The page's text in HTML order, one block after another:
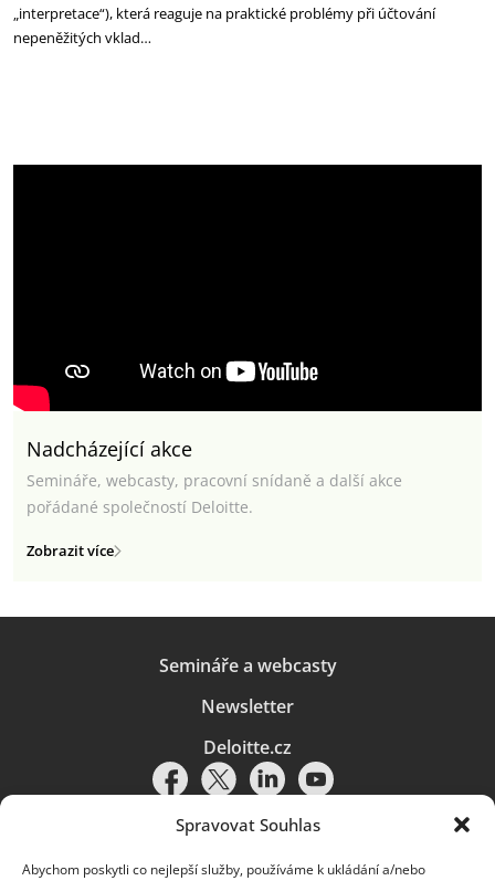
Spravovat Souhlas
Abychom poskytli co nejlepší služby, používáme k ukládání a/nebo
„interpretace“), která reaguje na praktické problémy při účtování
nepeněžitých vklad…
Nadcházející akce
Semináře, webcasty, pracovní snídaně a další akce
pořádané společností Deloitte.
Zobrazit více
Semináře a webcasty
Newsletter
Deloitte.cz